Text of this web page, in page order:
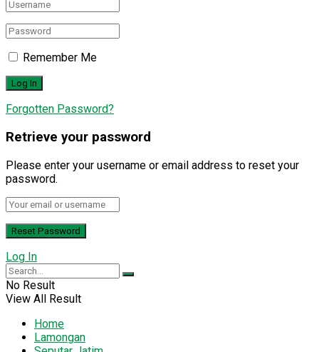
Remember Me
Forgotten Password?
Retrieve your password
Please enter your username or email address to reset your
password.
Log In
No Result
View All Result
Home
Lamongan